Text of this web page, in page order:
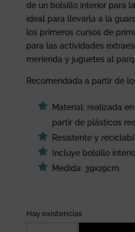
de un bolsillo interior para
ideal para llevarla a la
los primeros cursos de
para las actividades
merienda y juguetes al
Recomendada a partir de
Material: realizada
partir de plásticos
Resistente y
Incluye bolsillo
Medida: 39x29cm.
Hay existencias